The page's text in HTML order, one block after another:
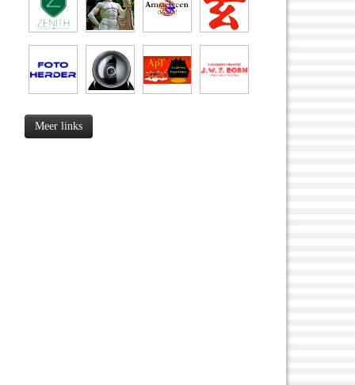
Meer links